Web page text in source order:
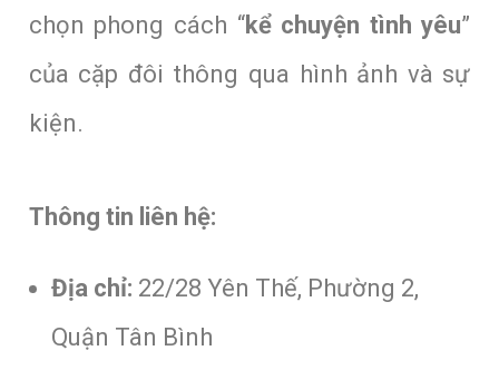
chọn phong cách “kể chuyện tình yêu”
của cặp đôi thông qua hình ảnh và sự
kiện.
Thông tin liên hệ:
Địa chỉ: 22/28 Yên Thế, Phường 2,
Quận Tân Bình